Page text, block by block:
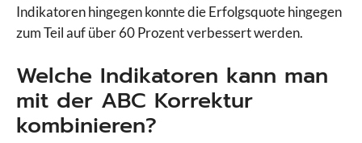
Indikatoren hingegen konnte die Erfolgsquote hingegen
zum Teil auf über 60 Prozent verbessert werden.
Welche Indikatoren kann man
mit der ABC Korrektur
kombinieren?